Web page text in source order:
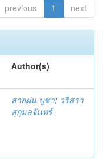
previous 1 next
Author(s)
สายฝน บูชา; วริสรา
สุกุมลจันทร์